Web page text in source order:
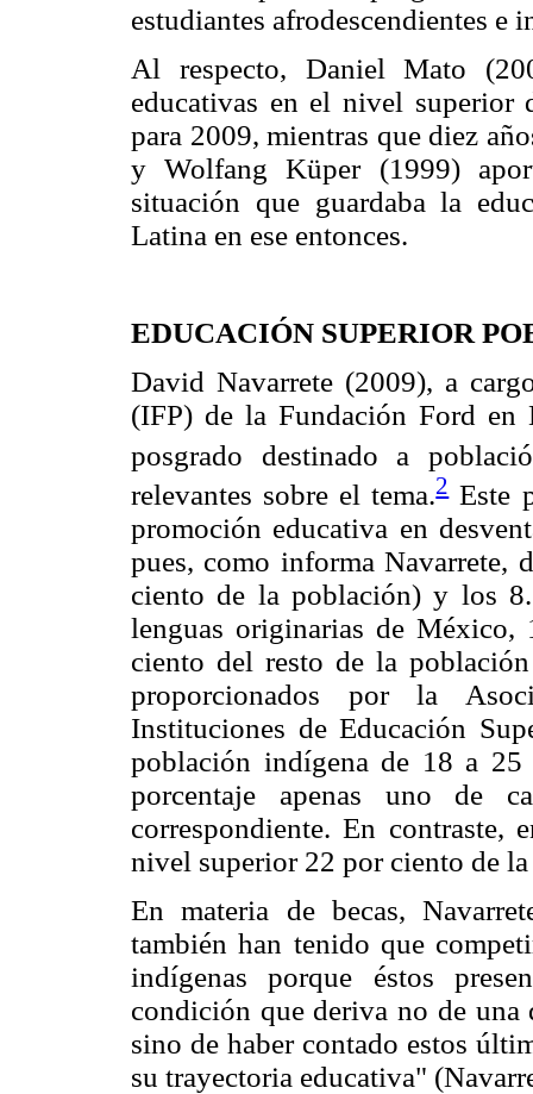
estudiantes afrodescendientes e
Al respecto, Daniel Mato
educativas en el nivel superior
para 2009, mientras que diez
y Wolfang Küper (1999)
situación que guardaba la
Latina en ese entonces.
EDUCACIÓN SUPERIOR
David Navarrete (2009), a
(IFP) de la Fundación Ford en
posgrado destinado a
relevantes sobre el tema.2Este
promoción educativa en
pues, como informa Navarrete,
ciento de la población) y los
lenguas originarias de
ciento del resto de la
proporcionados por la
Instituciones de Educación
población indígena de 18 a
porcentaje apenas uno de
correspondiente. En contraste,
nivel superior 22 por ciento de
En materia de becas,
también han tenido que
indígenas porque éstos
condición que deriva no de una
sino de haber contado estos
su trayectoria educativa"